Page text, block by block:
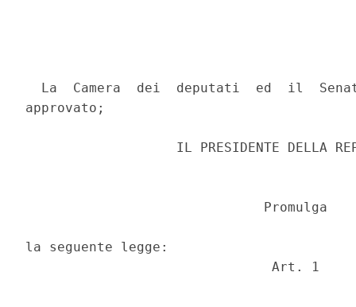
La  Camera  dei  deputati  ed  il
approvato;
IL PRESIDENTE DELLA
                              Promulga
la seguente legge:
                               Art. 1